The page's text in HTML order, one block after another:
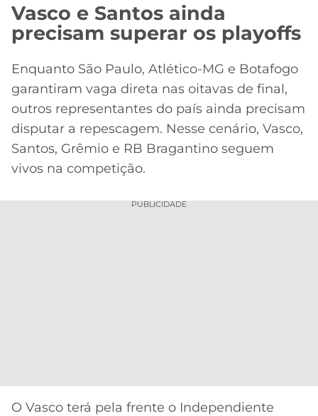
Vasco e Santos ainda
precisam superar os playoffs
Enquanto São Paulo, Atlético-MG e Botafogo
garantiram vaga direta nas oitavas de final,
outros representantes do país ainda precisam
disputar a repescagem. Nesse cenário, Vasco,
Santos, Grêmio e RB Bragantino seguem
vivos na competição.
PUBLICIDADE
O Vasco terá pela frente o Independiente